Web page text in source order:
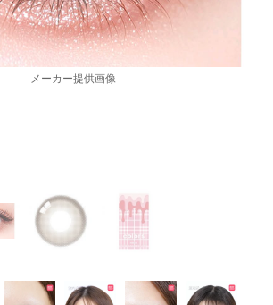
メーカー提供画像